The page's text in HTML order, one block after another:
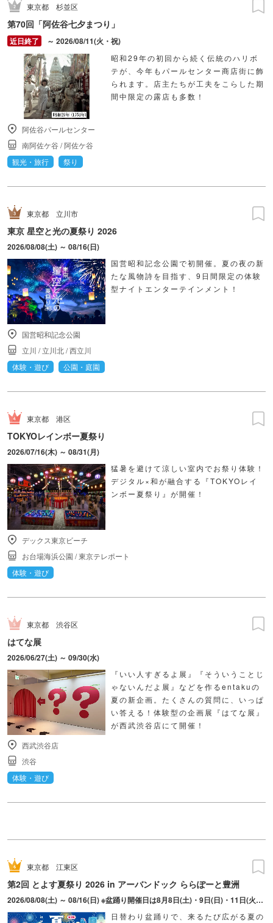
東京都 杉並区
第70回「阿佐谷七夕まつり」
～ 2026/08/11(火・祝)
昭和29年の初回から続く伝統のハリボ
テが、今年もパールセンター商店街に飾
られます。店主たちが工夫をこらした期
間中限定の露店も多数！
阿佐谷パールセンター
南阿佐ケ谷 /阿佐ケ谷
観光・旅行
祭り
東京都 立川市
東京 星空と光の夏祭り 2026
2026/08/08(土) ～ 08/16(日)
国営昭和記念公園で初開催。夏の夜の新
たな風物詩を目指す、9日間限定の体験
型ナイトエンターテインメント！
国営昭和記念公園
立川 /立川北/西立川
体験・遊び
公園・庭園
東京都 港区
TOKYOレインボー夏祭り
2026/07/16(木) ～ 08/31(月)
猛暑を避けて涼しい室内でお祭り体験！
デジタル×和が融合する『TOKYOレイ
ンボー夏祭り』が開催！
デックス東京ビーチ
お台場海浜公園 /東京テレポート
体験・遊び
東京都 渋谷区
はてな展
2026/06/27(土) ～ 09/30(水)
『いい人すぎるよ展』『そういうことじ
ゃないんだよ展』などを作るentakuの
夏の新企画。たくさんの質問に、いっぱ
い答える！体験型の企画展『はてな展』
が西武渋谷店にて開催！
西武渋谷店
渋谷
体験・遊び
東京都 江東区
第2回 とよす夏祭り 2026 in アーバンドック ららぽーと豊洲
2026/08/08(土) ～ 08/16(日) ※盆踊り開催日は8月8日(土)・9日(日)・11日(火・祝)・15日(土)・16日(日)のみ。 ※縁日およびキッチンカーについては期間中の全日程営業予定。 ※開催コンテンツは日によって異なります。
日替わり盆踊りで、来るたび広がる夏の